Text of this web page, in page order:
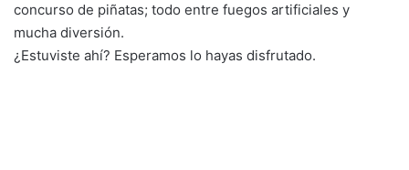
concurso de piñatas; todo entre fuegos artificiales y
mucha diversión.
¿Estuviste ahí? Esperamos lo hayas disfrutado.